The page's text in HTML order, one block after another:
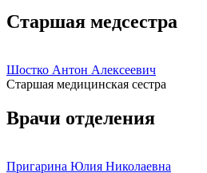
Старшая медсестра
Шостко Антон Алексеевич
Старшая медицинская сестра
Врачи отделения
Пригарина Юлия Николаевна